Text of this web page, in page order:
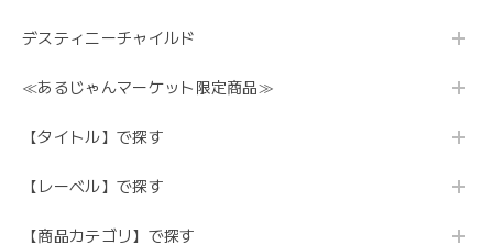
デスティニーチャイルド
≪あるじゃんマーケット限定商品≫
【タイトル】で探す
【レーベル】で探す
【商品カテゴリ】で探す